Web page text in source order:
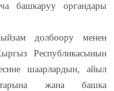
башкаруу органдары
долбоору менен
Республикасынын
шаарлардын, айыл
жана башка